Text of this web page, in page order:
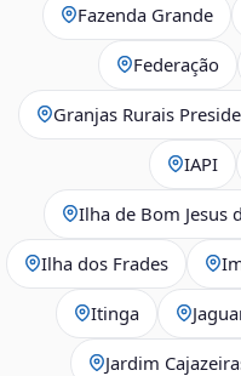
Fazenda Grande
Federação
Granjas Rurais
IAPI
Ilha de Bom Jesus
Ilha dos Frades
Itinga
Jardim